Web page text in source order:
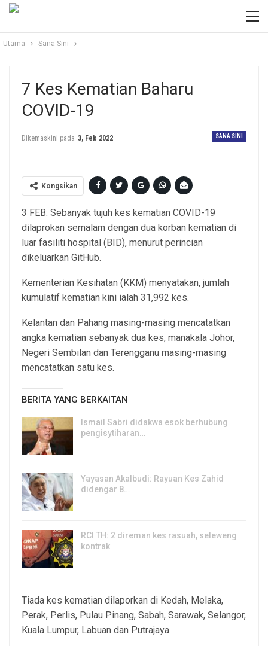
Utama Sana Sini
7 Kes Kematian Baharu
COVID-19
SANA SINI
Dikemaskini pada 3, Feb 2022
Kongsikan
3 FEB: Sebanyak tujuh kes kematian COVID-19
dilaprokan semalam dengan dua korban kematian di
luar fasiliti hospital (BID), menurut perincian
dikeluarkan GitHub.
Kementerian Kesihatan (KKM) menyatakan, jumlah
kumulatif kematian kini ialah 31,992 kes.
Kelantan dan Pahang masing-masing mencatatkan
angka kematian sebanyak dua kes, manakala Johor,
Negeri Sembilan dan Terengganu masing-masing
mencatatkan satu kes.
BERITA YANG BERKAITAN
Ismail Sabri didakwa esok berhubung
pengisytiharan…
Yayasan Akalbudi: Rayuan Kes Zahid
didengar 8…
RCI TH: 2 direman kes rasuah, seleweng
kontrak
Tiada kes kematian dilaporkan di Kedah, Melaka,
Perak, Perlis, Pulau Pinang, Sabah, Sarawak, Selangor,
Kuala Lumpur, Labuan dan Putrajaya.